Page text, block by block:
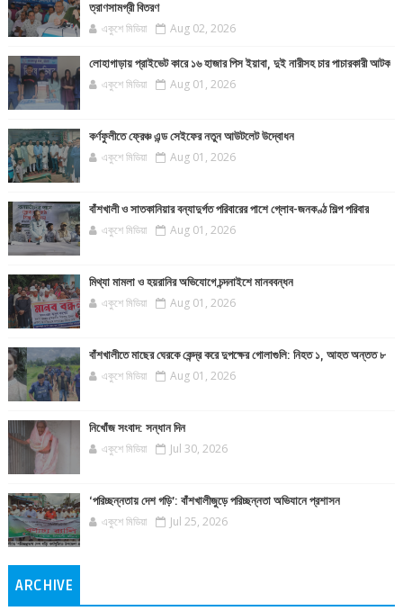
ত্রাণসামগ্রী বিতরণ
একুশে মিডিয়া Aug 02, 2026
লোহাগাড়ায় প্রাইভেট কারে ১৬ হাজার পিস ইয়াবা, দুই নারীসহ চার পাচারকারী আটক
একুশে মিডিয়া Aug 01, 2026
কর্ণফুলীতে ফ্রেঞ্চ এন্ড সেইফের নতুন আউটলেট উদ্বোধন
একুশে মিডিয়া Aug 01, 2026
বাঁশখালী ও সাতকানিয়ার বন্যাদুর্গত পরিবারের পাশে গ্লোব-জনকণ্ঠ শিল্প পরিবার
একুশে মিডিয়া Aug 01, 2026
মিথ্যা মামলা ও হয়রানির অভিযোগে চন্দনাইশে মানববন্ধন
একুশে মিডিয়া Aug 01, 2026
বাঁশখালীতে মাছের ঘেরকে কেন্দ্র করে দুপক্ষের গোলাগুলি: নিহত ১, আহত অন্তত ৮
একুশে মিডিয়া Aug 01, 2026
নিখোঁজ সংবাদ: সন্ধান দিন
একুশে মিডিয়া Jul 30, 2026
‘পরিচ্ছন্নতায় দেশ গড়ি’: বাঁশখালীজুড়ে পরিচ্ছন্নতা অভিযানে প্রশাসন
একুশে মিডিয়া Jul 25, 2026
ARCHIVE